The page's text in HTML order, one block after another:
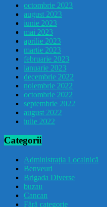
octombrie 2023
august 2023
iunie 2023
mai 2023
aprilie 2023
martie 2023
februarie 2023
ianuarie 2023
decembrie 2022
noiembrie 2022
octombrie 2022
septembrie 2022
august 2022
iulie 2022
Categorii
Administrația Localnică
Benveuri
Brigada Diverse
buzau
Cancan
Fără categorie